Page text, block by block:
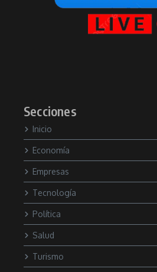
Secciones
Inicio
Economía
Empresas
Tecnología
Política
Salud
Turismo